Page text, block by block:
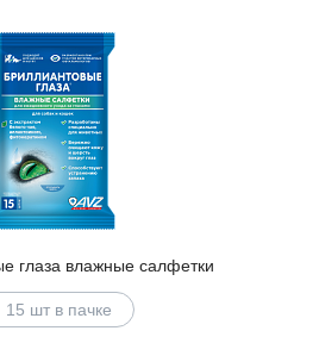
глаза влажные салфетки
15 шт в пачке